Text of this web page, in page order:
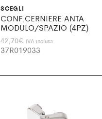
SCEGLI
CONF.CERNIERE ANTA
MODULO/SPAZIO (4PZ)
42,70€ IVA inclusa
37R019033